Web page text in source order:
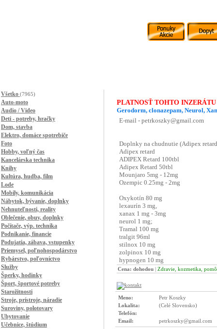
Všetko (7965)
Auto-moto
Audio / Video
Deti - potreby, hračky
Dom, stavba
Elektro, domáce spotrebiče
Foto
Hobby, voľný čas
Kancelárska technika
Knihy
Kultúra, hudba, film
Lode
Mobily, komunikácia
Nábytok, bývanie, doplnky
Nehnuteľnosti, reality
Oblečenie, obuv, doplnky
Počítače, výp. technika
Podnikanie, financie
Podujatia, zábava, vstupenky
Priemysel, poľnohospodárstvo
Rybárstvo, poľovníctvo
Služby
Šperky, hodinky
Šport, športové potreby
Starožitnosti
Stroje, prístroje, náradie
Suroviny, polotovary
Ubytovanie
Učebnice, štúdium
PLATNOSŤ TOHTO
Gerodorm, clonazepam, Neurol,
Cena: dohodou | Zdravie, kozmetika,
Meno:
Petr Koszky
Lokalita:
(Celé Slovensko)
Telefón:
Email:
petrkoszky@gmail.com